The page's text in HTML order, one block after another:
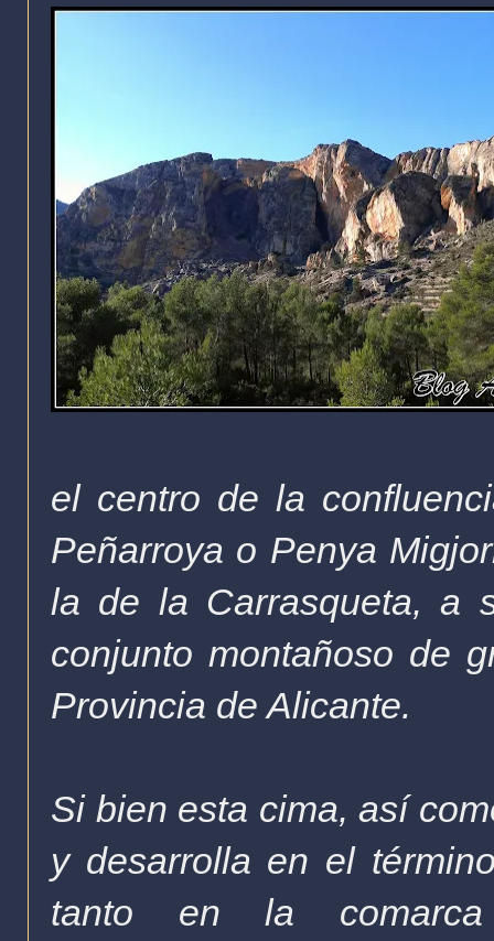
el centro de la
Peñarroya o Penya
la de la Carrasqueta, a
conjunto montañoso de
Provincia de Alicante.
Si bien esta cima, así
y desarrolla en el
tanto en la